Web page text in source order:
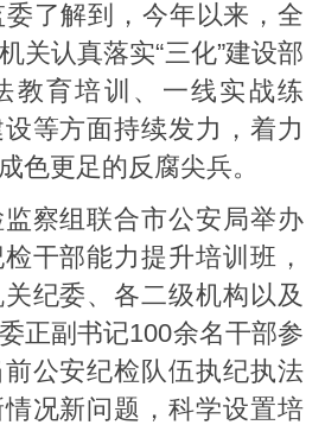
了解到，今年以来，全
关认真落实“三化”建设部
教育培训、一线实战练
等方面持续发力，着力
色更足的反腐尖兵。
察组联合市公安局举办
干部能力提升培训班，
纪委、各二级机构以及
正副书记100余名干部参
公安纪检队伍执纪执法
况新问题，科学设置培